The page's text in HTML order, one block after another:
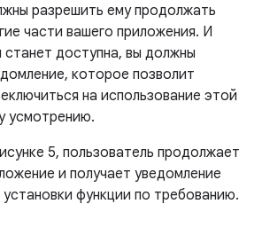
разрешить ему продолжать
части вашего приложения. И
станет доступна, вы должны
которое позволит
на использование этой
усмотрению.
5, пользователь продолжает
и получает уведомление
функции по требованию.